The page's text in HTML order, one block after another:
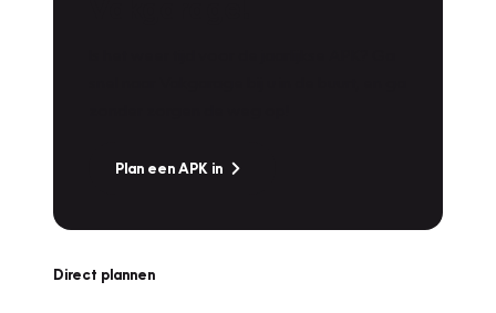
Plan een APK in
Direct plannen